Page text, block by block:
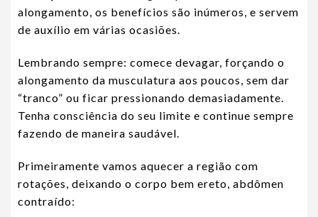
alongamento, os benefícios são inúmeros, e servem
de auxílio em várias ocasiões.
Lembrando sempre: comece devagar, forçando o
alongamento da musculatura aos poucos, sem dar
“tranco” ou ficar pressionando demasiadamente.
Tenha consciência do seu limite e continue sempre
fazendo de maneira saudável.
Primeiramente vamos aquecer a região com
rotações, deixando o corpo bem ereto, abdômen
contraído: